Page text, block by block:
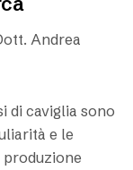
Andrea
di caviglia sono
e le